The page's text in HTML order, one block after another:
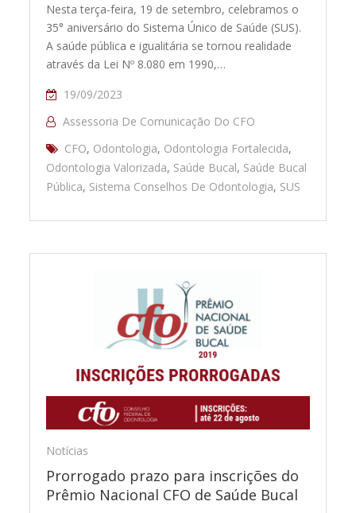
Nesta terça-feira, 19 de setembro, celebramos o
35° aniversário do Sistema Único de Saúde (SUS).
A saúde pública e igualitária se tornou realidade
através da Lei Nº 8.080 em 1990,…
19/09/2023
Assessoria De Comunicação Do CFO
CFO, Odontologia, Odontologia Fortalecida,
Odontologia Valorizada, Saúde Bucal, Saúde Bucal
Pública, Sistema Conselhos De Odontologia, SUS
Notícias
Prorrogado prazo para inscrições do
Prêmio Nacional CFO de Saúde Bucal